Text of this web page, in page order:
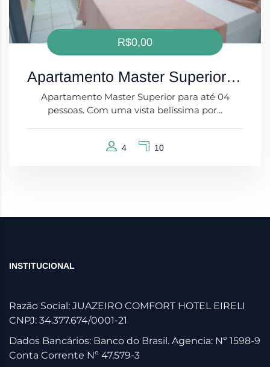
R$0,00
Apartamento Master Superior com Vista
Apartamento Master Superior para até 04
pessoas. Com uma vista belíssima por...
4 10
INSTITUCIONAL
Razão Social: JUAZEIRO COMFORT HOTEL EIRELI
CNPJ: 34.377.674/0001-21
Dados Bancários: Banco do Brasil. Agencia: Nº 1598-9
Conta Corrente Nº 47.579-3